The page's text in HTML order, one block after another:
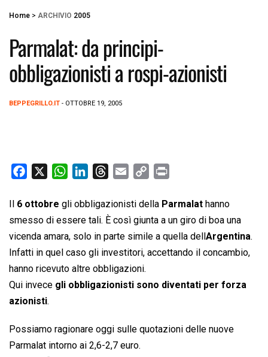
Home > ARCHIVIO 2005
Parmalat: da principi-
obbligazionisti a rospi-azionisti
BEPPEGRILLO.IT - OTTOBRE 19, 2005
c
e
b
o
o
k
W
a
t
s
A
p
p
n
k
e
d
I
n
r
e
a
d
s
a
i
l
p
y
L
i
k
i
n
t
6 ottobre gli obbligazionisti della Parmalat hanno
smesso di essere tali. È così giunta a un giro di boa una
vicenda amara, solo in parte simile a quella dell Argentina.
Infatti in quel caso gli investitori, accettando il concambio,
hanno ricevuto altre obbligazioni.
Qui invece gli obbligazionisti sono diventati per forza
azionisti.
Possiamo ragionare oggi sulle quotazioni delle nuove
Parmalat intorno ai 2,6-2,7 euro.